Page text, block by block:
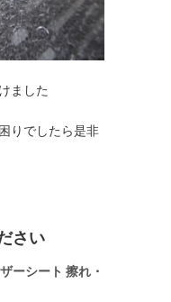
ました
りでしたら是非
さい
ーシート 擦れ・